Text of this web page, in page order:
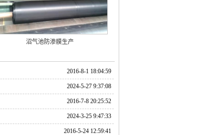
沼气池防渗膜生产
2016-8-1 18:04:59
2024-5-27 9:37:08
2016-7-8 20:25:52
2024-3-25 9:47:33
2016-5-24 12:59:41